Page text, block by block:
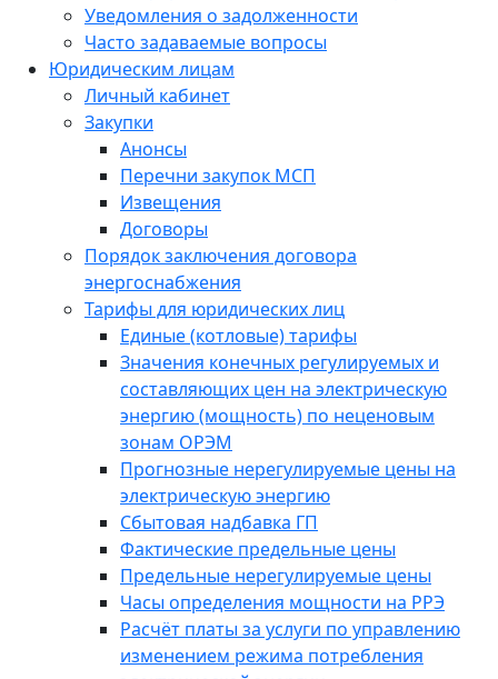
Уведомления о задолженности
Часто задаваемые вопросы
Юридическим лицам
Личный кабинет
Закупки
Анонсы
Перечни закупок МСП
Извещения
Договоры
Порядок заключения договора
энергоснабжения
Тарифы для юридических лиц
Единые (котловые) тарифы
Значения конечных регулируемых и
составляющих цен на электрическую
энергию (мощность) по неценовым
зонам ОРЭМ
Прогнозные нерегулируемые цены на
электрическую энергию
Сбытовая надбавка ГП
Фактические предельные цены
Предельные нерегулируемые цены
Часы определения мощности на РРЭ
Расчёт платы за услуги по управлению
изменением режима потребления